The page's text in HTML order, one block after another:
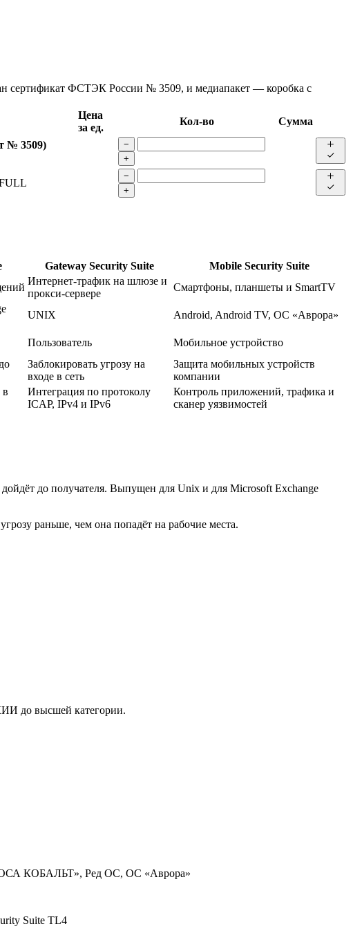
сертификат ФСТЭК России № 3509, и медиапакет — коробка с
Цена
за ед.
Кол-во
Сумма
№ 3509)
−
+
−
+
Gateway Security Suite
Mobile Security Suite
Интернет-трафик на шлюзе и
прокси-сервере
Смартфоны, планшеты и SmartTV
UNIX
Android, Android TV, ОС «Аврора»
Пользователь Мобильное устройство
Заблокировать угрозу на
входе в сеть
Защита мобильных устройств
компании
в
Интеграция по протоколу
ICAP, IPv4 и IPv6
Контроль приложений, трафика и
сканер уязвимостей
до получателя. Выпущен для Unix и для Microsoft Exchange
раньше, чем она попадёт на рабочие места.
до высшей категории.
КОБАЛЬТ», Ред ОС, ОС «Аврора»
Suite TL4